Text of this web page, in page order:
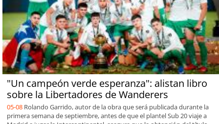
"Un campeón verde esperanza": alistan libro
sobre la Libertadores de Wanderers
05-08 Rolando Garrido, autor de la obra que será publicada durante la
primera semana de septiembre, antes de que el plantel Sub 20 viaje a